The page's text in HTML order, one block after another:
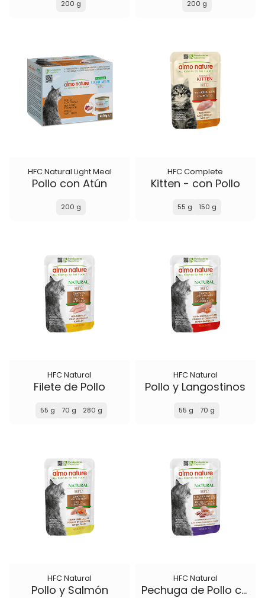
200 g 200 g
HFC Natural Light Meal
Pollo con Atún
200 g
HFC Complete
Kitten - con Pollo
55 g 150 g
HFC Natural
Filete de Pollo
55 g 70 g 280 g
HFC Natural
Pollo y Langostinos
55 g 70 g
HFC Natural
Pollo y Salmón
HFC Natural
Pechuga de Pollo con Filete de Pato